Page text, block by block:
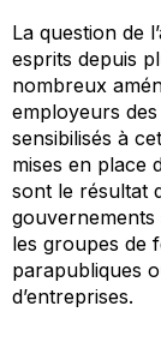
La question de
esprits depuis
nombreux
employeurs
sensibilisés à
mises en place
sont le résultat
les groupes de
parapubliques
d’entreprises.